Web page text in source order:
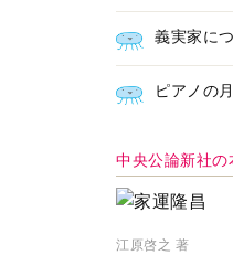
義実家に
ピアノの
中央公論新社の
江原啓之 著